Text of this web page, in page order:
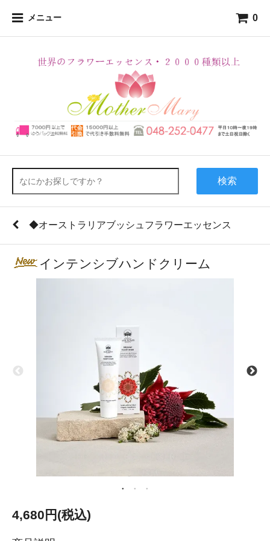
メニュー 0
検索
◆オーストラリアブッシュフラワーエッセンス
インテンシブハンドクリーム
4,680円(税込)